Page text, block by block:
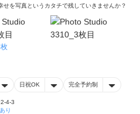
を写真というカタチで残していきませんか？
日祝OK 完全予約制
4-3
り